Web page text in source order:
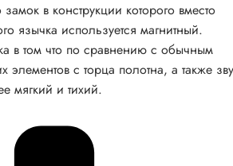
в конструкции которого вместо
язычка используется магнитный.
в том что по сравнению с обычным
элементов с торца полотна, а также
мягкий и тихий.